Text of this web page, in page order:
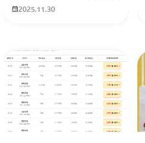
2025.11.30